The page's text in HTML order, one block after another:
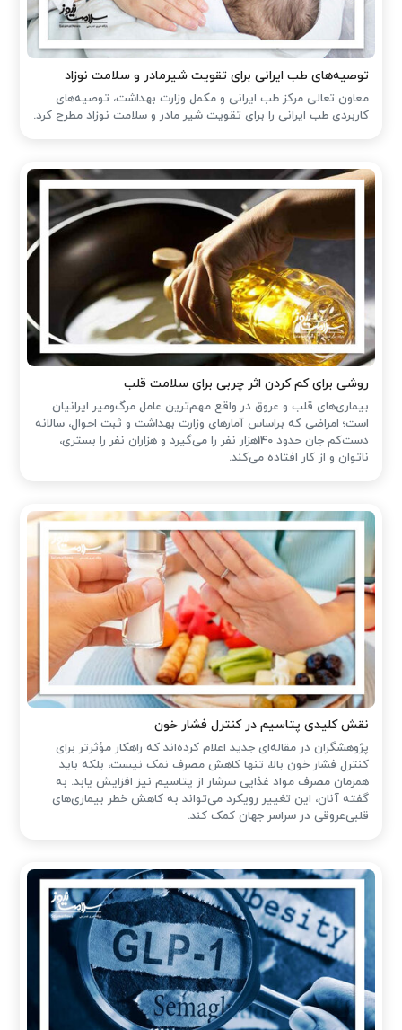
توصیه‌های طب ایرانی برای تقویت شیرمادر و سلامت نوزاد
معاون تعالی مرکز طب ایرانی و مکمل وزارت بهداشت، توصیه‌های
کاربردی طب ایرانی را برای تقویت شیر مادر و سلامت نوزاد مطرح کرد.
روشی برای کم کردن اثر چربی برای سلامت قلب
بیماری‌های قلب و عروق در واقع مهم‌ترین عامل مرگ‌ومیر ایرانیان
است؛ امراضی که براساس آمارهای وزارت بهداشت و ثبت احوال، سالانه
دست‌کم جان حدود 140هزار نفر را می‌گیرد و هزاران نفر را بستری،
ناتوان و از کار افتاده می‌کند.
نقش کلیدی پتاسیم در کنترل فشار خون
پژوهشگران در مقاله‌ای جدید اعلام کرده‌اند که راهکار مؤثرتر برای
کنترل فشار خون بالا، تنها کاهش مصرف نمک نیست، بلکه باید
همزمان مصرف مواد غذایی سرشار از پتاسیم نیز افزایش یابد. به
گفته آنان، این تغییر رویکرد می‌تواند به کاهش خطر بیماری‌های
قلبی‌عروقی در سراسر جهان کمک کند.